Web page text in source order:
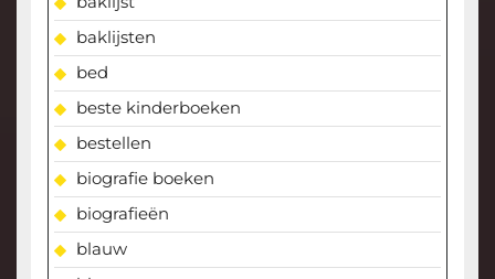
baklijsten
bed
beste kinderboeken
bestellen
biografie boeken
biografieën
blauw